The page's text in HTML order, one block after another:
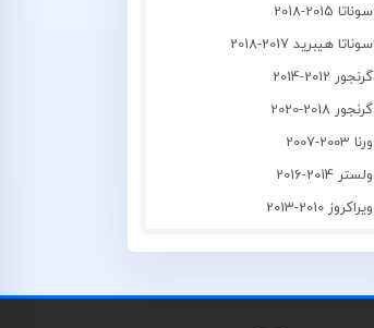
سوناتا 2015-2018
سوناتا هیبرید 2017-2018
گرنجور 2012-2014
گرنجور 2018-2020
ورنا 2003-2007
ولستر 2014-2016
ویراکروز 2010-2013